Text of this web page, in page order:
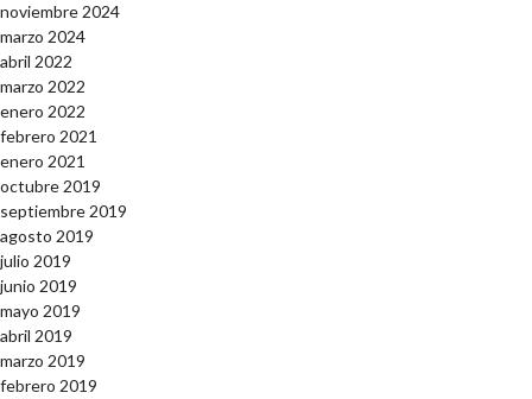
noviembre 2024
marzo 2024
abril 2022
marzo 2022
enero 2022
febrero 2021
enero 2021
octubre 2019
septiembre 2019
agosto 2019
julio 2019
junio 2019
mayo 2019
abril 2019
marzo 2019
febrero 2019